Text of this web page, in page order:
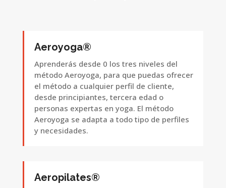
Aeroyoga®
Aprenderás desde 0 los tres niveles del
método Aeroyoga, para que puedas ofrecer
el método a cualquier perfil de cliente,
desde principiantes, tercera edad o
personas expertas en yoga. El método
Aeroyoga se adapta a todo tipo de perfiles
y necesidades.
Aeropilates®